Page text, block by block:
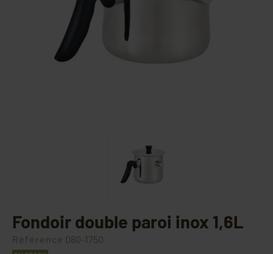
Fondoir double paroi inox 1,6L
Référence 080-1750